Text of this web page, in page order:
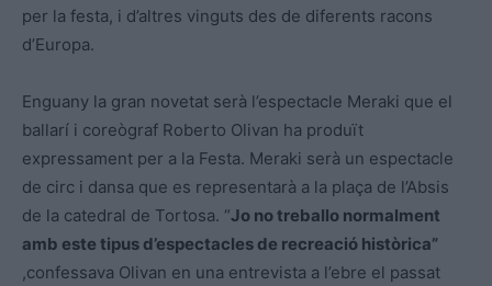
per la festa, i d’altres vinguts des de diferents racons
d’Europa.
Enguany la gran novetat serà l’espectacle Meraki que el
ballarí i coreògraf Roberto Olivan ha produït
expressament per a la Festa. Meraki serà un espectacle
de circ i dansa que es representarà a la plaça de l’Absis
de la catedral de Tortosa. “Jo no treballo normalment
amb este tipus d’espectacles de recreació històrica”
,confessava Olivan en una entrevista a l’ebre el passat